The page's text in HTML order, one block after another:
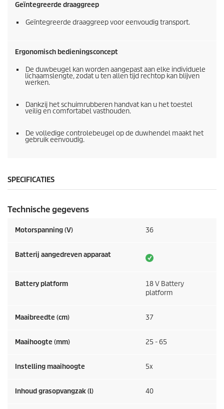
Geïntegreerde draaggreep
Geïntegreerde draaggreep voor eenvoudig transport.
Ergonomisch bedieningsconcept
De duwbeugel kan worden aangepast aan elke individuele
lichaamslengte, zodat u ten allen tijd rechtop kan blijven
werken.
Dankzij het schuimrubberen handvat kan u het toestel
veilig en comfortabel vasthouden.
De volledige controlebeugel op de duwhendel maakt het
gebruik eenvoudig.
SPECIFICATIES
Technische gegevens
Motorspanning (V) 36
Batterij aangedreven apparaat
Battery platform
18 V Battery
platform
Maaibreedte (cm) 37
Maaihoogte (mm) 25 - 65
Instelling maaihoogte 5x
Inhoud grasopvangzak (l) 40